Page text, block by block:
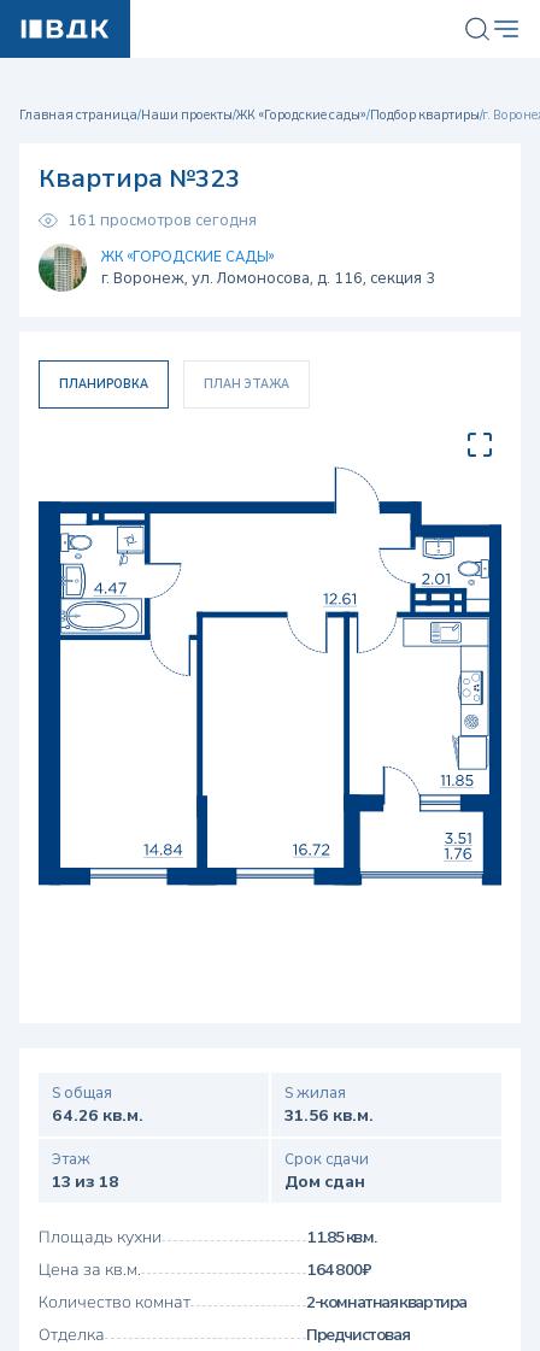
Главная страница/Наши проекты/ЖК «Городские сады»/Подбор квартиры/г.
Квартира №323
161 просмотров сегодня
ЖК «ГОРОДСКИЕ САДЫ»
г. Воронеж, ул. Ломоносова, д. 116, секция 3
ПЛАНИРОВКА ПЛАН ЭТАЖА
S общая
64.26 кв.м.
S жилая
31.56 кв.м.
Этаж
13 из 18
Срок сдачи
Дом сдан
Площадь кухни
11.85 кв.м.
Цена за кв.м.
164 800 ₽
Количество комнат
2-комнатная квартира
Отделка
Предчистовая